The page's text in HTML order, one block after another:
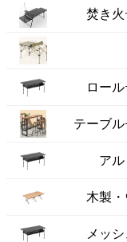
焚き火
ロー
テーブル
ア
木製
メッ